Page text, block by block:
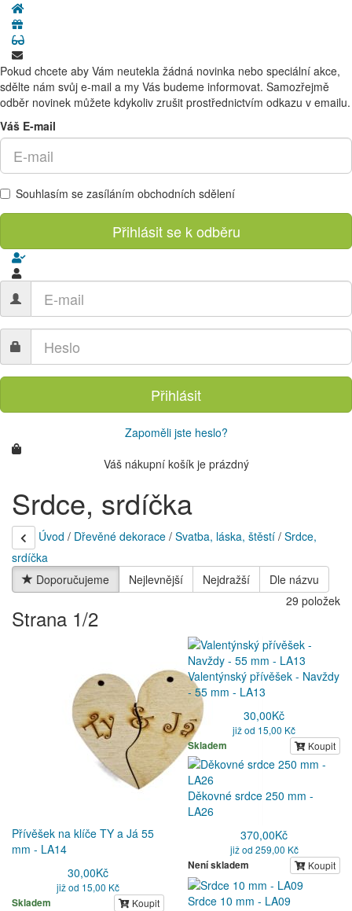
Pokud chcete aby Vám neutekla žádná novinka nebo speciální akce,
sdělte nám svůj e-mail a my Vás budeme informovat. Samozřejmě
odběr novinek můžete kdykoliv zrušit prostřednictvím odkazu v emailu.
Váš E-mail
Souhlasím se zasíláním obchodních sdělení
Přihlásit se k odběru
Přihlásit
Zapoměli jste heslo?
Váš nákupní košík je prázdný
Srdce, srdíčka
Úvod / Dřevěné dekorace / Svatba, láska, štěstí / Srdce,
srdíčka
Doporučujeme
Nejlevnější Nejdražší Dle názvu
Strana 1/2
29 položek
Přívěšek na klíče TY a Já 55
mm - LA14
30,00Kč
již od 15,00 Kč
Skladem
Koupit
Valentýnský přívěšek - Navždy
- 55 mm - LA13
30,00Kč
již od 15,00 Kč
Skladem
Koupit
Děkovné srdce 250 mm -
LA26
370,00Kč
již od 259,00 Kč
Není skladem
Koupit
Srdce 10 mm - LA09